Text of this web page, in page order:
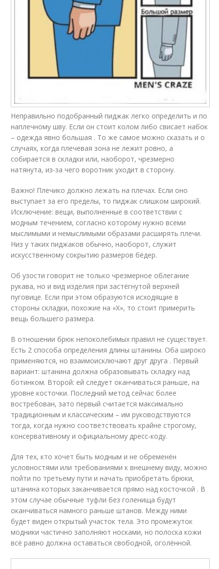
Неправильно подобранный пиджак легко определить и по
наплечному шву. Если он стоит колом либо свисает набок
– одежда явно большая . То же самое можно сказать и о
случаях, когда плечевая зона не лежит ровно, а
собирается в складки или, наоборот, чрезмерно
натянута, из-за чего воротник уходит в сторону.
Важно! Плечико должно лежать на плечах. Если оно
выступает за его пределы, то пиджак слишком широкий.
Исключение: вещи, выполненные в соответствии с
модным течением, согласно которому нужно всеми
мыслимыми и немыслимыми образами расширять плечи.
Низ у таких пиджаков обычно, наоборот, служит
искусственному сокрытию размеров бёдер.
Об узости говорит не только чрезмерное облегание
рукава, но и вид изделия при застёгнутой верхней
пуговице. Если при этом образуются исходящие в
стороны складки, похожие на «Х», то стоит примерить
вещь большего размера.
В отношении брюк непоколебимых правил не существует.
Есть 2 способа определения длины штанины. Оба широко
применяются, но взаимоисключают друг друга . Первый
вариант: штанина должна образовывать складку над
ботинком. Второй: ей следует оканчиваться раньше, на
уровне косточки. Последний метод сейчас более
востребован, зато первый считается максимально
традиционным и классическим – им руководствуются
тогда, когда нужно соответствовать крайне строгому,
консервативному и официальному дресс-коду.
Для тех, кто хочет быть модным и не обременён
условностями или требованиями к внешнему виду, можно
пойти по третьему пути и начать приобретать брюки,
штанина которых заканчивается прямо над косточкой . В
этом случае обычные туфли без голенища будут
оканчиваться намного раньше штанов. Между ними
будет виден открытый участок тела. Это промежуток
модники частично заполняют носками, но полоска кожи
всё равно должна оставаться свободной, оголённой.